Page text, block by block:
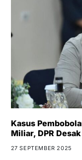
Kasus
Miliar, DPR
27 SEPTEMBER 2025